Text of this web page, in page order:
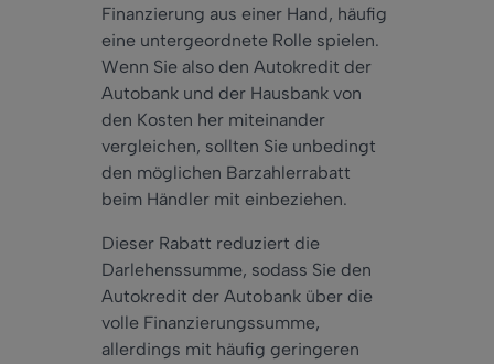
Finanzierung aus einer Hand, häufig
eine untergeordnete Rolle spielen.
Wenn Sie also den Autokredit der
Autobank und der Hausbank von
den Kosten her miteinander
vergleichen, sollten Sie unbedingt
den möglichen Barzahlerrabatt
beim Händler mit einbeziehen.
Dieser Rabatt reduziert die
Darlehenssumme, sodass Sie den
Autokredit der Autobank über die
volle Finanzierungssumme,
allerdings mit häufig geringeren